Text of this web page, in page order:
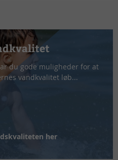
du gode muligheder for at
vandkvalitet løb...
her